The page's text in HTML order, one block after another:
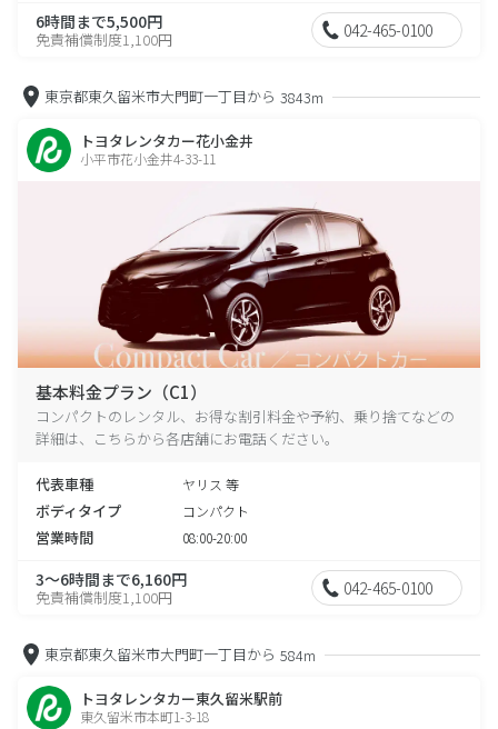
6時間まで5,500円
免責補償制度1,100円 042-465-0100
東京都東久留米市大門町一丁目から 3843m
トヨタレンタカー花小金井
小平市花小金井4-33-11
基本料金プラン（C1）
コンパクトのレンタル、お得な割引料金や予約、乗り捨てなどの
詳細は、こちらから各店舗にお電話ください。
代表車種 ヤリス 等
ボディタイプ コンパクト
営業時間 08:00-20:00
3～6時間まで6,160円
免責補償制度1,100円 042-465-0100
東京都東久留米市大門町一丁目から 584m
トヨタレンタカー東久留米駅前
東久留米市本町1-3-18